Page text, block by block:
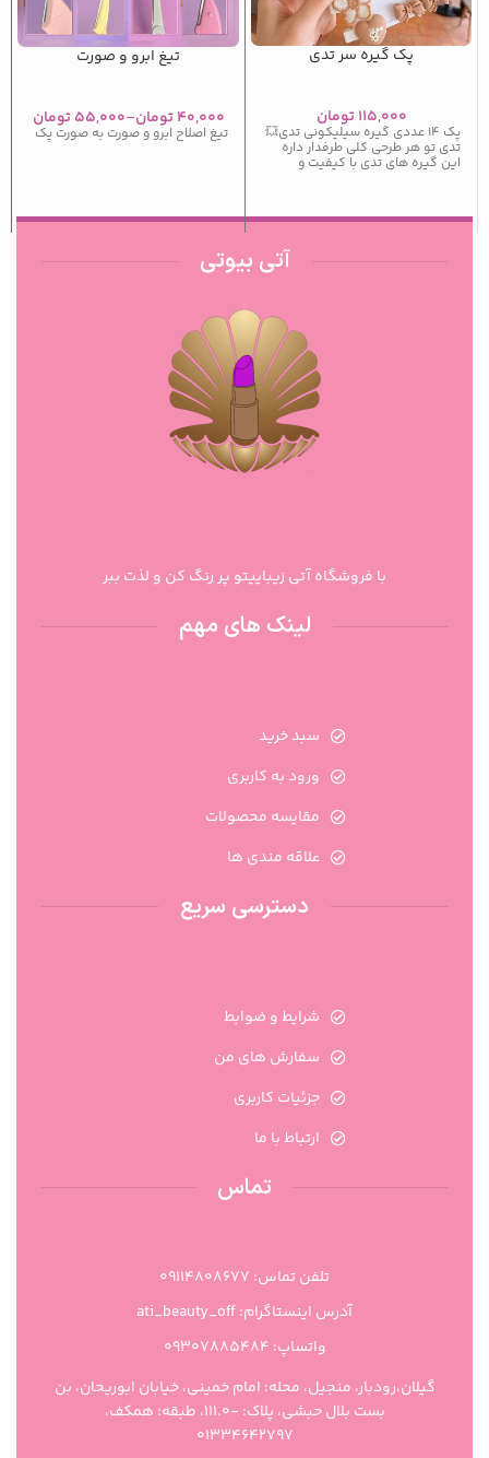
پک گیره سر تدی
۱۱۵,۰۰۰ تومان
پک ۱۴ عددی گیره سیلیکونی تدی💥
تدی تو هر طرحی کلی طرفدار داره
این گیره های تدی با کیفیت و
تیغ ابرو و صورت
۴۰,۰۰۰ تومان–۵۵,۰۰۰ تومان
تیغ اصلاح ابرو و صورت به صورت پک
آتی بیوتی
با فروشگاه آتی زیباییتو پر رنگ کن و لذت ببر
لینک های مهم
سبد خرید
ورود به کاربری
مقایسه محصولات
علاقه مندی ها
دسترسی سریع
شرایط و ضوابط
سفارش های من
جزئیات کاربری
ارتباط با ما
تماس
تلفن تماس: 09114808677
آدرس اینستاگرام: ati_beauty_off
واتساپ: ۰۹۳۰۷۸۸۵۴۸۴
گیلان،رودبار، منجیل، محله: امام خمینی، خیابان ابوریحان، بن
بست بلال حبشی، پلاک: -111.0، طبقه: همکف،
01334642797